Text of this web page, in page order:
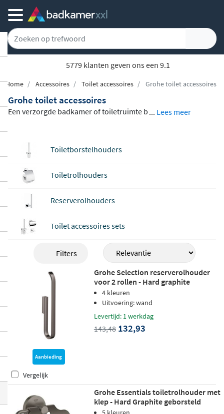
5779 klanten geven ons een 9.1
Home Accessoires Toilet accessoires Grohe toilet accessoires
Grohe toilet accessoires
Een verzorgde badkamer of toiletruimte b
collecties bieden een ruime keuze aan toil
etrolhouders, reserverolhouders en toilet
borstelsets, elk vervaardigd uit
dige materialen met een duurzame, krasb
estendige afwerkingdie moeiteloos te kui
sen is. Beschikbaar in een breed kleurenp
alet, van chroom en supersteel tot warm s
unset, cool sunrise, hard graphite en pha
ntom black, zodat u altijd een combinatie
vindt die bij uw interieur past.
... Lees meer
Toiletborstelhouders
Toiletrolhouders
Reserverolhouders
Toilet accessoires sets
Filters
Aanbieding
Grohe Selection reserverolhouder
voor 2 rollen - Hard graphite
4 kleuren
Uitvoering: wand
Levertijd: 1 werkdag
143,48 132,93
Vergelijk
Grohe Essentials toiletrolhouder met
klep - Hard Graphite geborsteld